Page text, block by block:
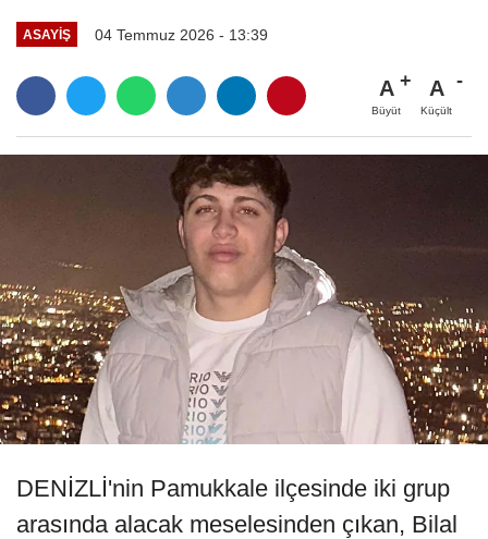
ASAYIŞ 04 Temmuz 2026 - 13:39
A
Büyüt
A
Küçült
DENİZLİ'nin Pamukkale ilçesinde iki grup
arasında alacak meselesinden çıkan, Bilal